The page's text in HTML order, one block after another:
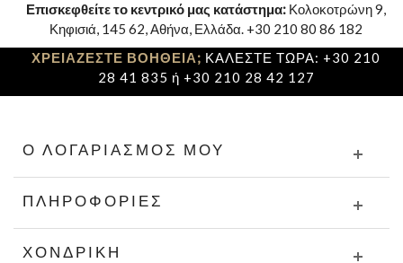
Επισκεφθείτε το κεντρικό μας κατάστημα: Κολοκοτρώνη 9,
Κηφισιά, 145 62, Αθήνα, Ελλάδα. +30 210 80 86 182
ΧΡΕΙΑΖΕΣΤΕ ΒΟΗΘΕΙΑ; ΚΑΛΕΣΤΕ ΤΩΡΑ: +30 210
28 41 835 ή +30 210 28 42 127
Ο ΛΟΓΑΡΙΑΣΜΌΣ ΜΟΥ
ΠΛΗΡΟΦΟΡΊΕΣ
ΧΟΝΔΡΙΚΉ